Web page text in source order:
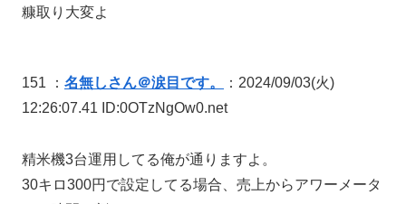
糠取り大変よ
151 ： 名無しさん＠涙目です。
：2024/09/03(火)
12:26:07.41 ID:0OTzNgOw0.net
精米機3台運用してる俺が通りますよ。
30キロ300円で設定してる場合、売上からアワーメータ